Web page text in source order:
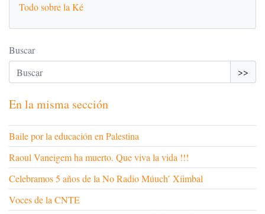
Todo sobre la Ké
Buscar
>>
En la misma sección
Baile por la educación en Palestina
Raoul Vaneigem ha muerto. Que viva la vida !!!
Celebramos 5 años de la No Radio Múuch’ Xíimbal
Voces de la CNTE